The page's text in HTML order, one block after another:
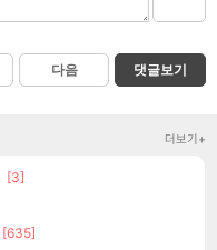
다음 댓글보기
더보기+
[3]
[635]